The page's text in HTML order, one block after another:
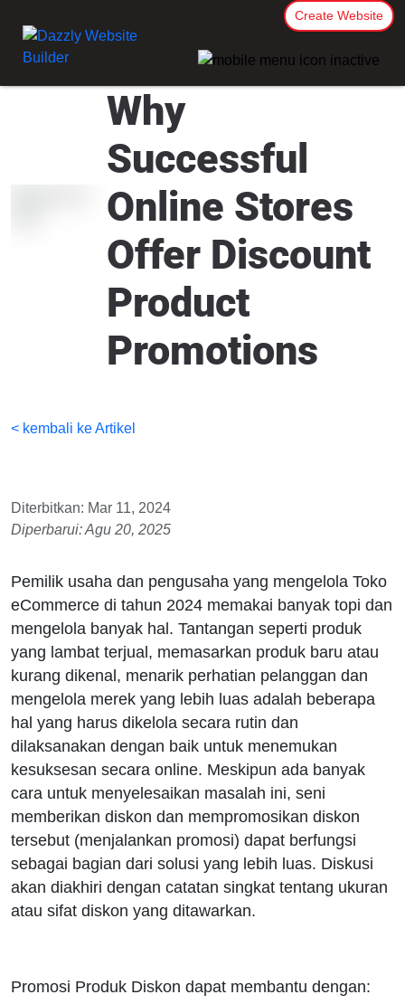
Create Website
Why
Successful
Online Stores
Offer Discount
Product
Promotions
< kembali ke Artikel
Diterbitkan: Mar 11, 2024
Diperbarui: Agu 20, 2025
Pemilik usaha dan pengusaha yang mengelola Toko
eCommerce di tahun 2024 memakai banyak topi dan
mengelola banyak hal. Tantangan seperti produk
yang lambat terjual, memasarkan produk baru atau
kurang dikenal, menarik perhatian pelanggan dan
mengelola merek yang lebih luas adalah beberapa
hal yang harus dikelola secara rutin dan
dilaksanakan dengan baik untuk menemukan
kesuksesan secara online. Meskipun ada banyak
cara untuk menyelesaikan masalah ini, seni
memberikan diskon dan mempromosikan diskon
tersebut (menjalankan promosi) dapat berfungsi
sebagai bagian dari solusi yang lebih luas. Diskusi
akan diakhiri dengan catatan singkat tentang ukuran
atau sifat diskon yang ditawarkan.
Promosi Produk Diskon dapat membantu dengan: